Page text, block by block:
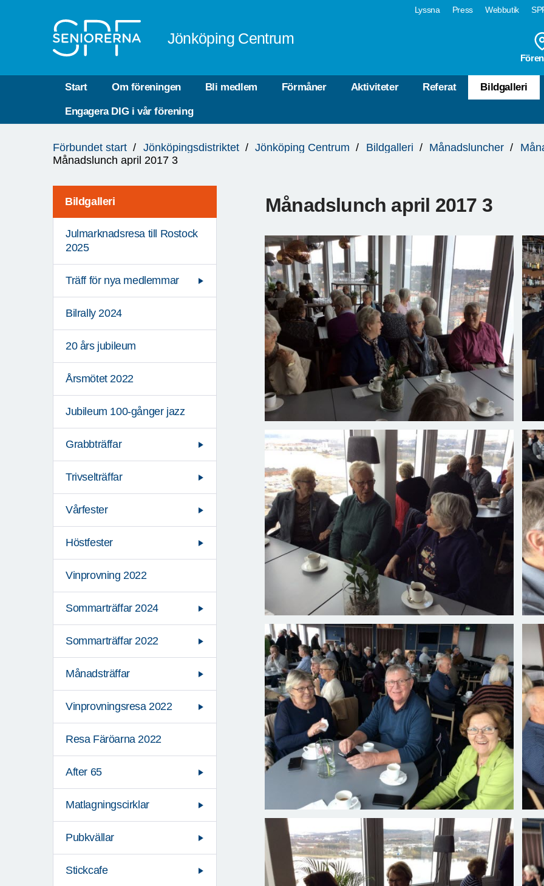
Lyssna Press Webbutik
Jönköping Centrum
Start Om föreningen Bli medlem Förmåner Aktiviteter Referat Bildgalleri
Engagera DIG i vår förening
är
Förbundet start Jönköpingsdistriktet Jönköping Centrum Bildgalleri Månadsluncher
Månadslunch april 2017 3
Bildgalleri
Julmarknadsresa till Rostock
2025
Träff för nya medlemmar
Bilrally 2024
20 års jubileum
Årsmötet 2022
Jubileum 100-gånger jazz
Grabbträffar
Trivselträffar
Vårfester
Höstfester
Vinprovning 2022
Sommarträffar 2024
Sommarträffar 2022
Månadsträffar
Vinprovningsresa 2022
Resa Färöarna 2022
After 65
Matlagningscirklar
Pubkvällar
Stickcafe
Månadslunch april 2017 3